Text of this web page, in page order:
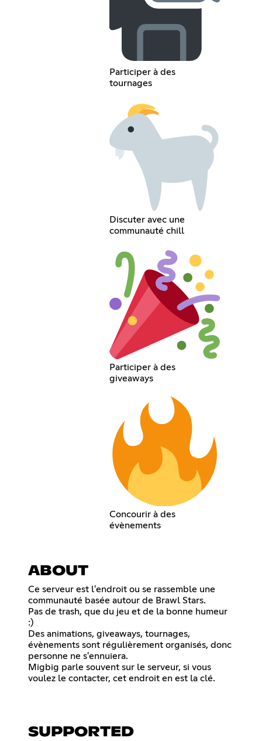
Participer à des
tournages
Discuter avec une
communauté chill
Participer à des
giveaways
Concourir à des
évènements
ABOUT
Ce serveur est l'endroit ou se rassemble une
communauté basée autour de Brawl Stars.
Pas de trash, que du jeu et de la bonne humeur
:)
Des animations, giveaways, tournages,
évènements sont régulièrement organisés, donc
personne ne s'ennuiera.
Migbig parle souvent sur le serveur, si vous
voulez le contacter, cet endroit en est la clé.
SUPPORTED